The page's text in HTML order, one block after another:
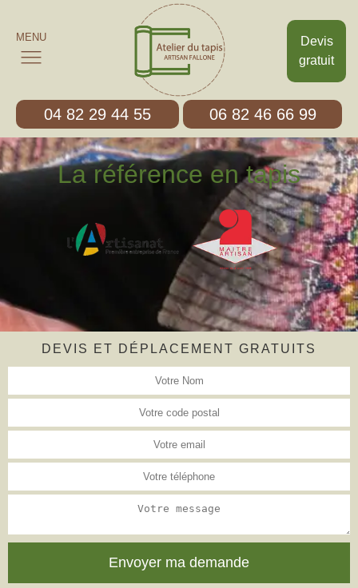
Devis
gratuit
MENU
04 82 29 44 55 06 82 46 66 99
La référence en tapis
DEVIS ET DÉPLACEMENT GRATUITS